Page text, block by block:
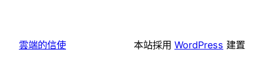
雲端的信使 本站採用 WordPress 建置